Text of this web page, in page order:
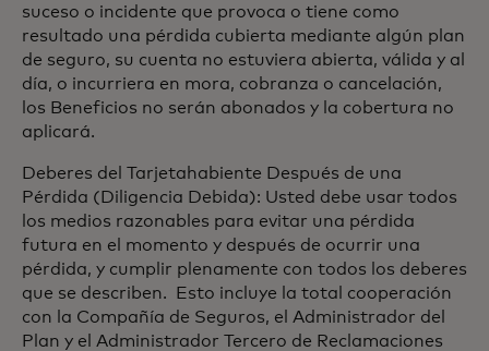
suceso o incidente que provoca o tiene como
resultado una pérdida cubierta mediante algún plan
de seguro, su cuenta no estuviera abierta, válida y al
día, o incurriera en mora, cobranza o cancelación,
los Beneficios no serán abonados y la cobertura no
aplicará.
Deberes del Tarjetahabiente Después de una
Pérdida (Diligencia Debida): Usted debe usar todos
los medios razonables para evitar una pérdida
futura en el momento y después de ocurrir una
pérdida, y cumplir plenamente con todos los deberes
que se describen. Esto incluye la total cooperación
con la Compañía de Seguros, el Administrador del
Plan y el Administrador Tercero de Reclamaciones